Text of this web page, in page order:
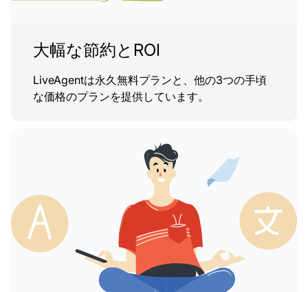
大幅な節約とROI
LiveAgentは永久無料プランと、他の3つの手頃
な価格のプランを提供しています。